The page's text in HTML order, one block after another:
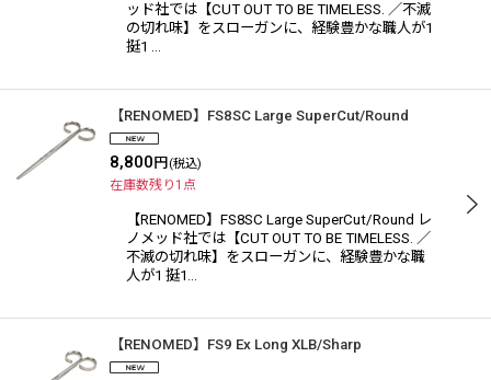
ッド社では【CUT OUT TO BE TIMELESS. ／不滅
の切れ味】をスローガンに、経験豊かな職人が1
挺1 …
【RENOMED】FS8SC Large SuperCut/Round
8,800 円 (税込)
在庫数残り1点
【RENOMED】FS8SC Large SuperCut/Round レ
ノメッド社では【CUT OUT TO BE TIMELESS. ／
不滅の切れ味】をスローガンに、経験豊かな職
人が1 挺1…
【RENOMED】FS9 Ex Long XLB/Sharp